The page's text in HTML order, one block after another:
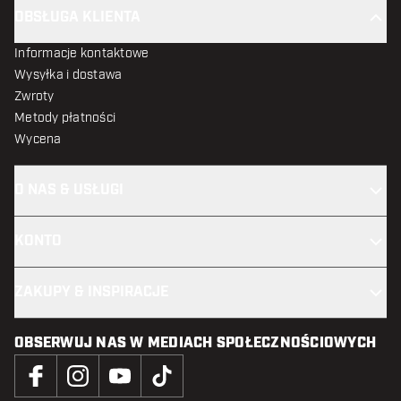
Informacje kontaktowe
Wysyłka i dostawa
Zwroty
Metody płatności
Wycena
OBSERWUJ NAS W MEDIACH SPOŁECZNOŚCIOWYCH